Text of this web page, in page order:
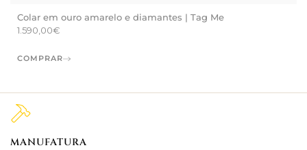
Colar em ouro amarelo e diamantes | Tag Me
1.590,00€
COMPRAR
MANUFATURA